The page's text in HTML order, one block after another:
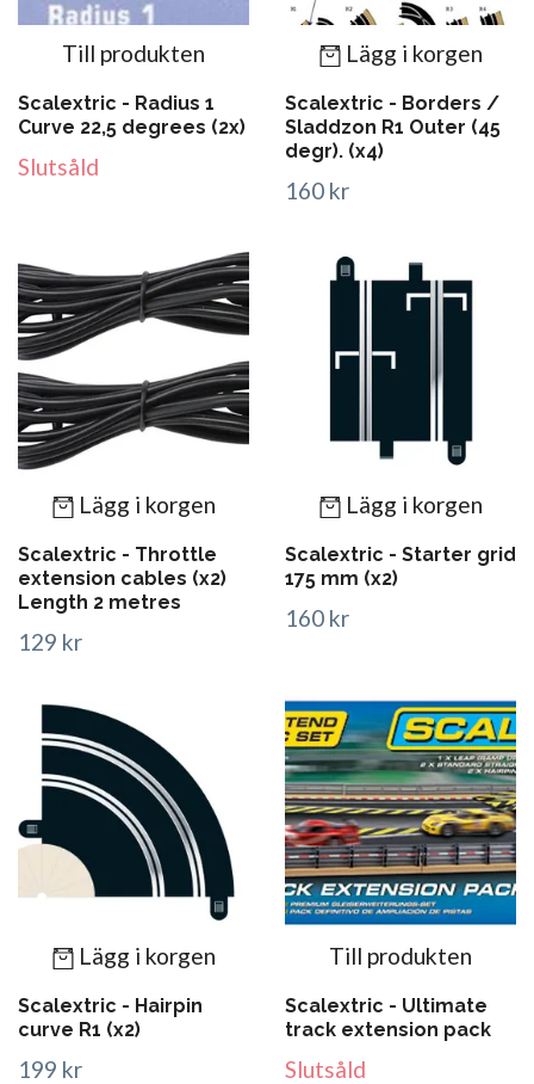
Till produkten
Scalextric - Radius 1
Curve 22,5 degrees (2x)
Slutsåld
Lägg i korgen
Scalextric - Borders /
Sladdzon R1 Outer (45
degr). (x4)
160 kr
Lägg i korgen
Scalextric - Throttle
extension cables (x2)
Length 2 metres
129 kr
Lägg i korgen
Scalextric - Starter grid
175 mm (x2)
160 kr
Lägg i korgen
Scalextric - Hairpin
curve R1 (x2)
199 kr
Till produkten
Scalextric - Ultimate
track extension pack
Slutsåld